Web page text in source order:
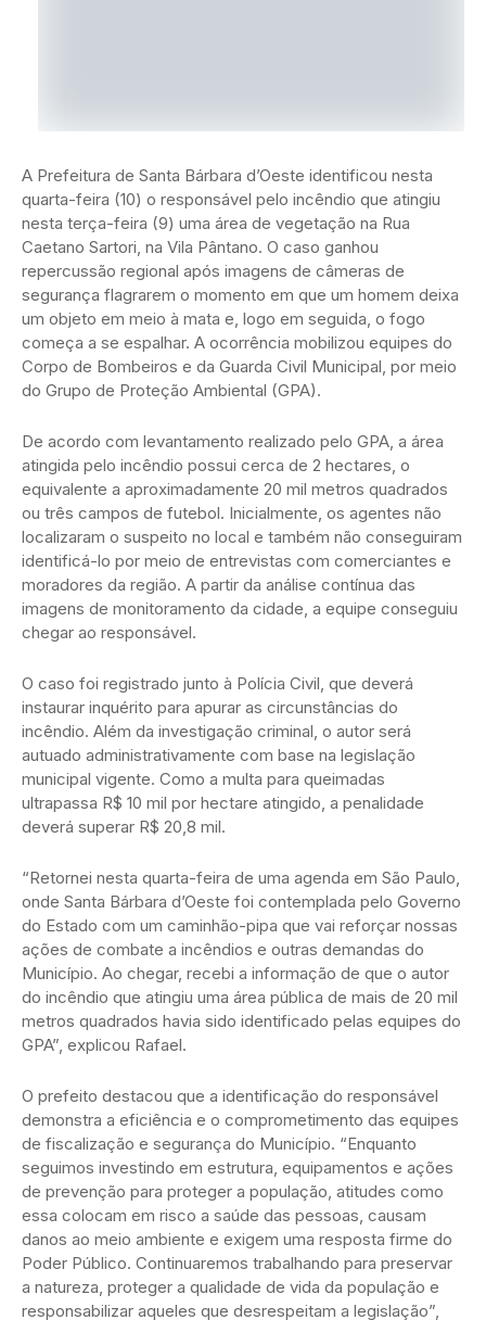
A Prefeitura de Santa Bárbara d’Oeste identificou nesta
quarta-feira (10) o responsável pelo incêndio que atingiu
nesta terça-feira (9) uma área de vegetação na Rua
Caetano Sartori, na Vila Pântano. O caso ganhou
repercussão regional após imagens de câmeras de
segurança flagrarem o momento em que um homem deixa
um objeto em meio à mata e, logo em seguida, o fogo
começa a se espalhar. A ocorrência mobilizou equipes do
Corpo de Bombeiros e da Guarda Civil Municipal, por meio
do Grupo de Proteção Ambiental (GPA).
De acordo com levantamento realizado pelo GPA, a área
atingida pelo incêndio possui cerca de 2 hectares, o
equivalente a aproximadamente 20 mil metros quadrados
ou três campos de futebol. Inicialmente, os agentes não
localizaram o suspeito no local e também não conseguiram
identificá-lo por meio de entrevistas com comerciantes e
moradores da região. A partir da análise contínua das
imagens de monitoramento da cidade, a equipe conseguiu
chegar ao responsável.
O caso foi registrado junto à Polícia Civil, que deverá
instaurar inquérito para apurar as circunstâncias do
incêndio. Além da investigação criminal, o autor será
autuado administrativamente com base na legislação
municipal vigente. Como a multa para queimadas
ultrapassa R$ 10 mil por hectare atingido, a penalidade
deverá superar R$ 20,8 mil.
“Retornei nesta quarta-feira de uma agenda em São Paulo,
onde Santa Bárbara d’Oeste foi contemplada pelo Governo
do Estado com um caminhão-pipa que vai reforçar nossas
ações de combate a incêndios e outras demandas do
Município. Ao chegar, recebi a informação de que o autor
do incêndio que atingiu uma área pública de mais de 20 mil
metros quadrados havia sido identificado pelas equipes do
GPA”, explicou Rafael.
O prefeito destacou que a identificação do responsável
demonstra a eficiência e o comprometimento das equipes
de fiscalização e segurança do Município. “Enquanto
seguimos investindo em estrutura, equipamentos e ações
de prevenção para proteger a população, atitudes como
essa colocam em risco a saúde das pessoas, causam
danos ao meio ambiente e exigem uma resposta firme do
Poder Público. Continuaremos trabalhando para preservar
a natureza, proteger a qualidade de vida da população e
responsabilizar aqueles que desrespeitam a legislação”,